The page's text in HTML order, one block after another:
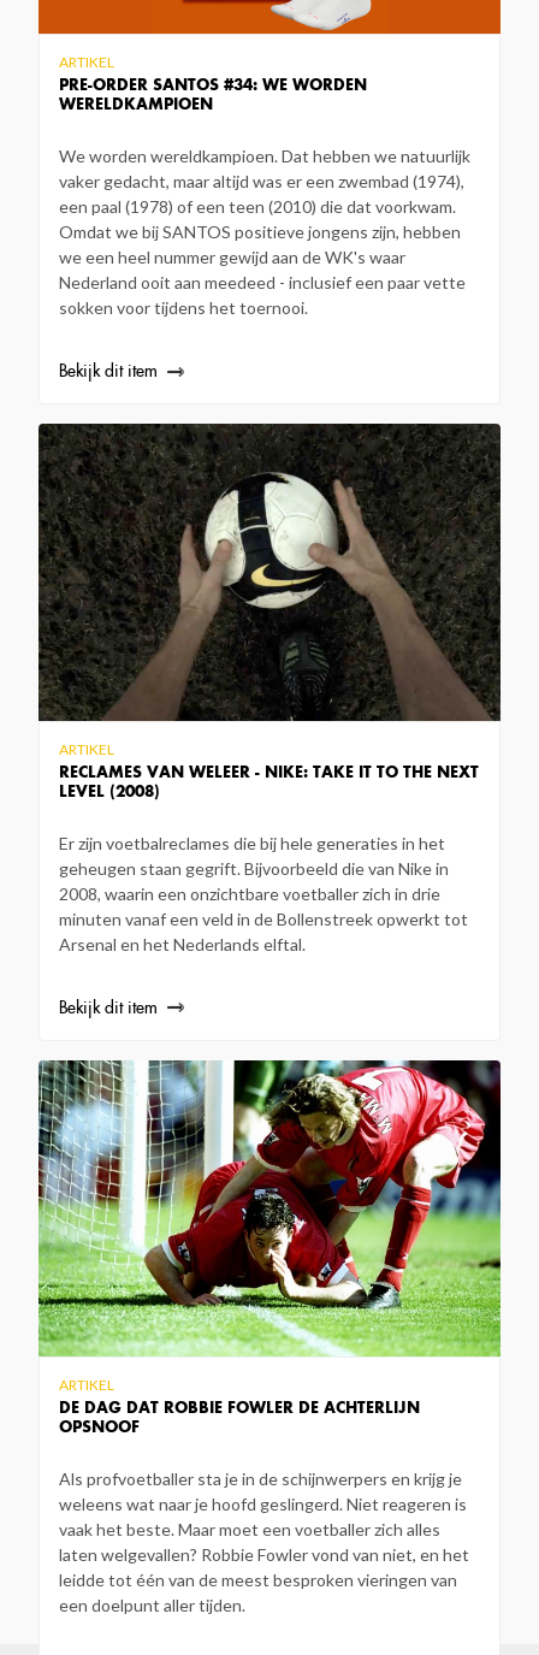
PRE-ORDER SANTOS #34: WE WORDEN
WERELDKAMPIOEN
ARTIKEL
We worden wereldkampioen. Dat hebben we natuurlijk
vaker gedacht, maar altijd was er een zwembad (1974),
een paal (1978) of een teen (2010) die dat voorkwam.
Omdat we bij SANTOS positieve jongens zijn, hebben
we een heel nummer gewijd aan de WK's waar
Nederland ooit aan meedeed - inclusief een paar vette
sokken voor tijdens het toernooi.
Bekijk dit item
RECLAMES VAN WELEER - NIKE: TAKE IT TO THE NEXT
LEVEL (2008)
ARTIKEL
Er zijn voetbalreclames die bij hele generaties in het
geheugen staan gegrift. Bijvoorbeeld die van Nike in
2008, waarin een onzichtbare voetballer zich in drie
minuten vanaf een veld in de Bollenstreek opwerkt tot
Arsenal en het Nederlands elftal.
Bekijk dit item
DE DAG DAT ROBBIE FOWLER DE ACHTERLIJN
OPSNOOF
ARTIKEL
Als profvoetballer sta je in de schijnwerpers en krijg je
weleens wat naar je hoofd geslingerd. Niet reageren is
vaak het beste. Maar moet een voetballer zich alles
laten welgevallen? Robbie Fowler vond van niet, en het
leidde tot één van de meest besproken vieringen van
een doelpunt aller tijden.